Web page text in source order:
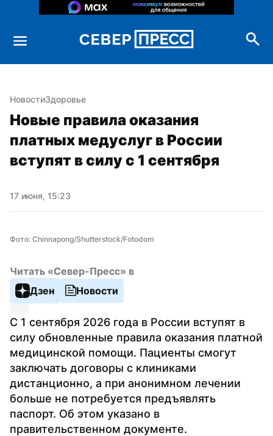
НовостиЗдоровье
Новые правила оказания
платных медуслуг в России
вступят в силу с 1 сентября
17 июня, 15:23
Фото: Chinnapong/Shutterstock/Fotodom
Читать «Север-Пресс» в
Дзен
Новости
С 1 сентября 2026 года в России вступят в
силу обновленные правила оказания платной
медицинской помощи. Пациенты смогут
заключать договоры с клиниками
дистанционно, а при анонимном лечении
больше не потребуется предъявлять
паспорт. Об этом указано в
правительственном документе.